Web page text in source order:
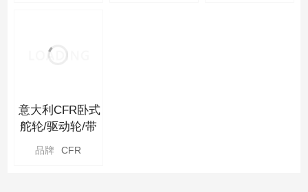
意大利CFR卧式
舵轮/驱动轮/带
转向
品牌 CFR